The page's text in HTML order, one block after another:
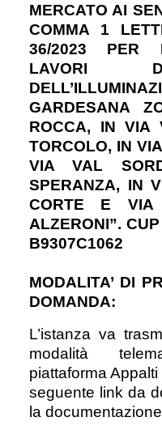
MERCATO AI
COMMA 1
36/2023 PER
LAVORI
GARDESANA
ROCCA, IN VIA
TORCOLO, IN
VIA VAL
SPERANZA, IN
CORTE E
ALZERONI”.
B9307C1062
MODALITA’ DI
DOMANDA:
L’istanza va
modalità
piattaforma
seguente link da
la